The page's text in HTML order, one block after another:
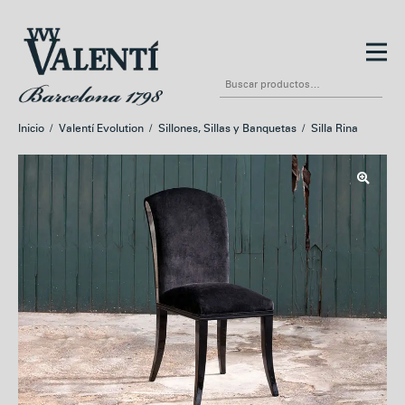
contenido
Inicio / Valentí Evolution / Sillones, Sillas y Banquetas / Silla Rina